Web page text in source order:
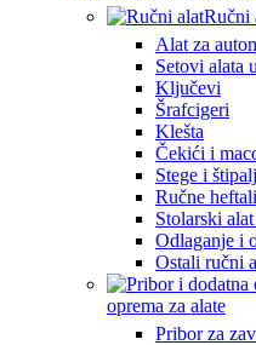
Ručni
Alat za
Setovi alata
Ključevi
Šrafcigeri
Klešta
Čekići i
Stege i
Ručne
Stolarski
Odlaganje i
Ostali ručni
oprema za alate
Pribor za